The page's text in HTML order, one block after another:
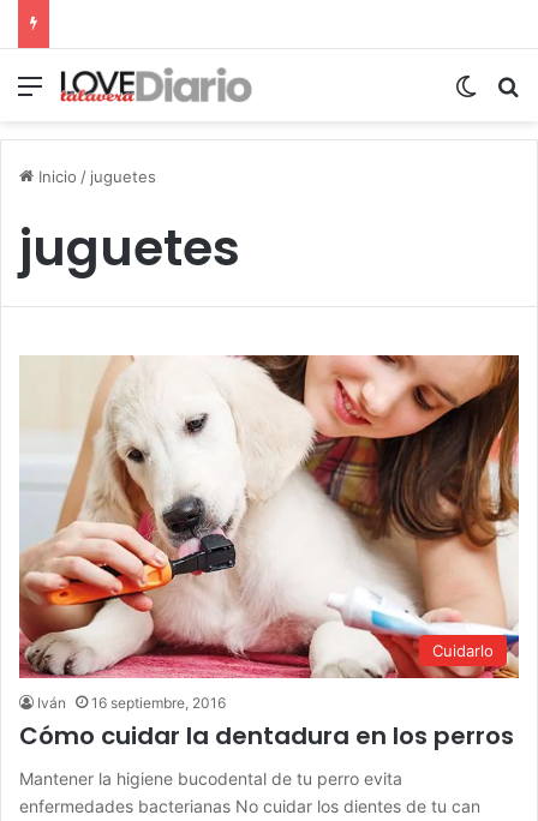
Menú
Inicio / juguetes
juguetes
Cuidarlo
Iván 16 septiembre, 2016
Cómo cuidar la dentadura en los perros
Mantener la higiene bucodental de tu perro evita
enfermedades bacterianas No cuidar los dientes de tu can